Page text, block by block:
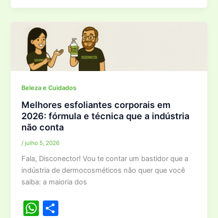
at
s
A
p
p
ar
Beleza e Cuidados
Melhores esfoliantes corporais em
2026: fórmula e técnica que a indústria
não conta
/julho 5, 2026
Fala, Disconector! Vou te contar um bastidor que a
indústria de dermocosméticos não quer que você
saiba: a maioria dos
W